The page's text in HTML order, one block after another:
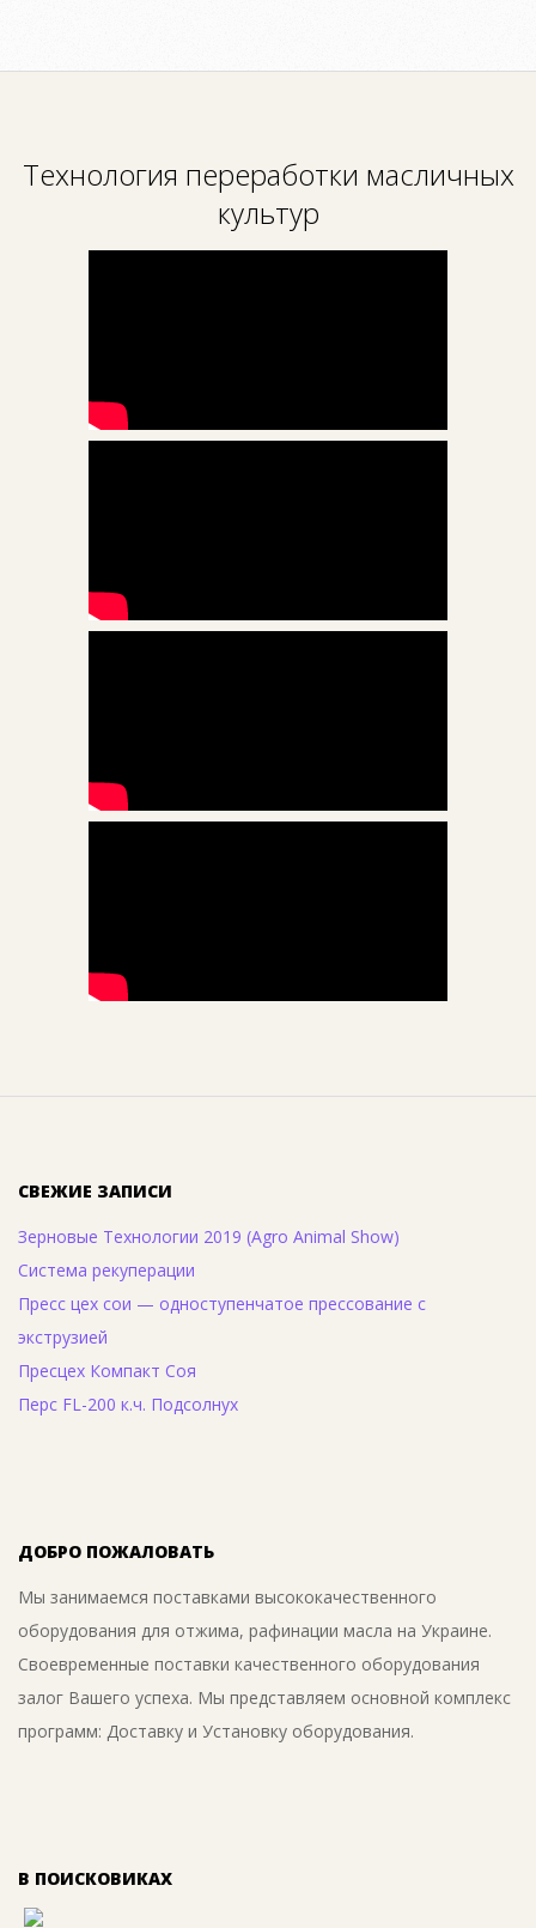
Технология переработки масличных
культур
СВЕЖИЕ ЗАПИСИ
Зерновые Технологии 2019 (Agro Animal Show)
Система рекуперации
Пресс цех сои — одноступенчатое прессование с
экструзией
Пресцех Компакт Соя
Перс FL-200 к.ч. Подсолнух
ДОБРО ПОЖАЛОВАТЬ
Мы занимаемся поставками высококачественного
оборудования для отжима, рафинации масла на Украине.
Своевременные поставки качественного оборудования
залог Вашего успеха. Мы представляем основной комплекс
программ: Доставку и Установку оборудования.
В ПОИСКОВИКАХ